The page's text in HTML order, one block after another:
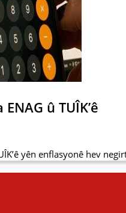
û TUÎK’ê
yên enflasyonê hev